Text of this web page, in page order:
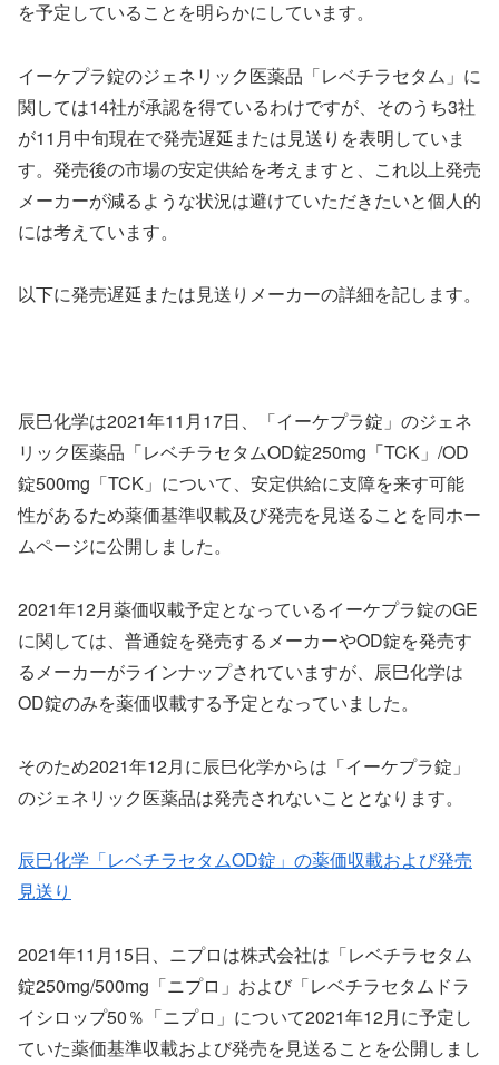
を予定していることを明らかにしています。
イーケプラ錠のジェネリック医薬品「レベチラセタム」に
関しては14社が承認を得ているわけですが、そのうち3社
が11月中旬現在で発売遅延または見送りを表明していま
す。発売後の市場の安定供給を考えますと、これ以上発売
メーカーが減るような状況は避けていただきたいと個人的
には考えています。
以下に発売遅延または見送りメーカーの詳細を記します。
辰巳化学は2021年11月17日、「イーケプラ錠」のジェネ
リック医薬品「レベチラセタムOD錠250mg「TCK」/OD
錠500mg「TCK」について、安定供給に支障を来す可能
性があるため薬価基準収載及び発売を見送ることを同ホー
ムページに公開しました。
2021年12月薬価収載予定となっているイーケプラ錠のGE
に関しては、普通錠を発売するメーカーやOD錠を発売す
るメーカーがラインナップされていますが、辰巳化学は
OD錠のみを薬価収載する予定となっていました。
そのため2021年12月に辰巳化学からは「イーケプラ錠」
のジェネリック医薬品は発売されないこととなります。
辰巳化学「レベチラセタムOD錠」の薬価収載および発売
見送り
2021年11月15日、ニプロは株式会社は「レベチラセタム
錠250mg/500mg「ニプロ」および「レベチラセタムドラ
イシロップ50％「ニプロ」について2021年12月に予定し
ていた薬価基準収載および発売を見送ることを公開しまし